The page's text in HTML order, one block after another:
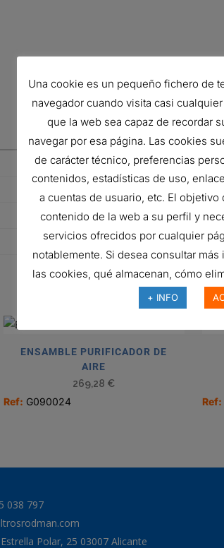
460.8 MM
19 MM
Obround
ENSAMBLE PURIFICADOR DE
AIRE
269,28 €
Ref: G090024 Ref:
038 797
Polar, 25 03007 Alicante
Una cookie es un pequeño fichero de
navegador cuando visita casi
que la web sea capaz de recordar
navegar por esa página. Las cookies
de carácter técnico, preferencias
contenidos, estadísticas de uso,
a cuentas de usuario, etc. El objetivo
contenido de la web a su perfil y
servicios ofrecidos por cualquier
notablemente. Si desea consultar
las cookies, qué almacenan, cómo
+ INFO